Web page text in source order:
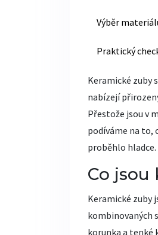
Výběr
Praktický
Keramické zuby
nabízejí
Přestože jsou v
podíváme na to,
proběhlo hladce.
Co jsou
Keramické zuby
kombinovaných
korunka a tenké